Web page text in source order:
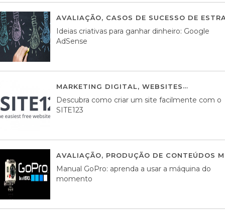
AVALIAÇÃO, CASOS DE SUCESSO DE
Ideias criativas para ganhar dinheiro: Google
AdSense
MARKETING DIGITAL, WEBSITES
Descubra como criar um site facilmente com o
SITE123
AVALIAÇÃO, PRODUÇÃO DE CONTEÚDOS
Manual GoPro: aprenda a usar a máquina do
momento